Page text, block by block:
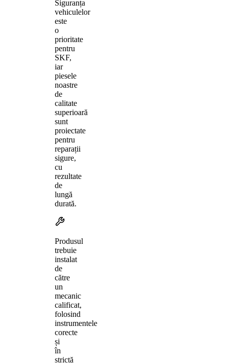
Siguranța
vehiculelor
este
o
prioritate
pentru
SKF,
iar
piesele
noastre
de
calitate
superioară
sunt
proiectate
pentru
reparații
sigure,
cu
rezultate
de
lungă
durată.
Produsul
trebuie
instalat
de
către
un
mecanic
calificat,
folosind
instrumentele
corecte
și
în
strictă